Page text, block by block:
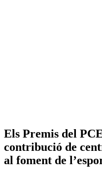
Els Premis del
contribució de
al foment de